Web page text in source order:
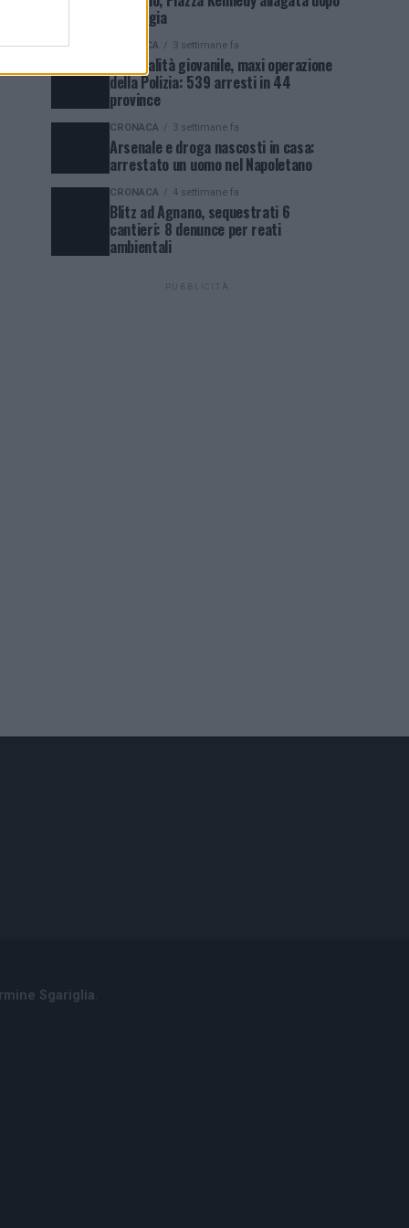
la pioggia
CRONACA 3 settimane fa
Criminalità giovanile, maxi operazione
della Polizia: 539 arresti in 44
province
CRONACA 3 settimane fa
Arsenale e droga nascosti in casa:
arrestato un uomo nel Napoletano
CRONACA 4 settimane fa
Blitz ad Agnano, sequestrati 6
cantieri: 8 denunce per reati
ambientali
PUBBLICITÀ
Sgariglia.